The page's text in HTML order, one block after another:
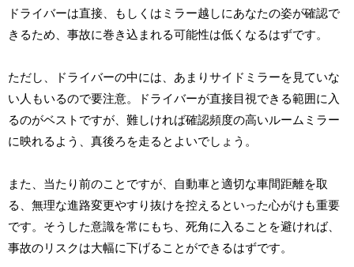
ドライバーは直接、もしくはミラー越しにあなたの姿が確認で
きるため、事故に巻き込まれる可能性は低くなるはずです。
ただし、ドライバーの中には、あまりサイドミラーを見ていな
い人もいるので要注意。ドライバーが直接目視できる範囲に入
るのがベストですが、難しければ確認頻度の高いルームミラー
に映れるよう、真後ろを走るとよいでしょう。
また、当たり前のことですが、自動車と適切な車間距離を取
る、無理な進路変更やすり抜けを控えるといった心がけも重要
です。そうした意識を常にもち、死角に入ることを避ければ、
事故のリスクは大幅に下げることができるはずです。